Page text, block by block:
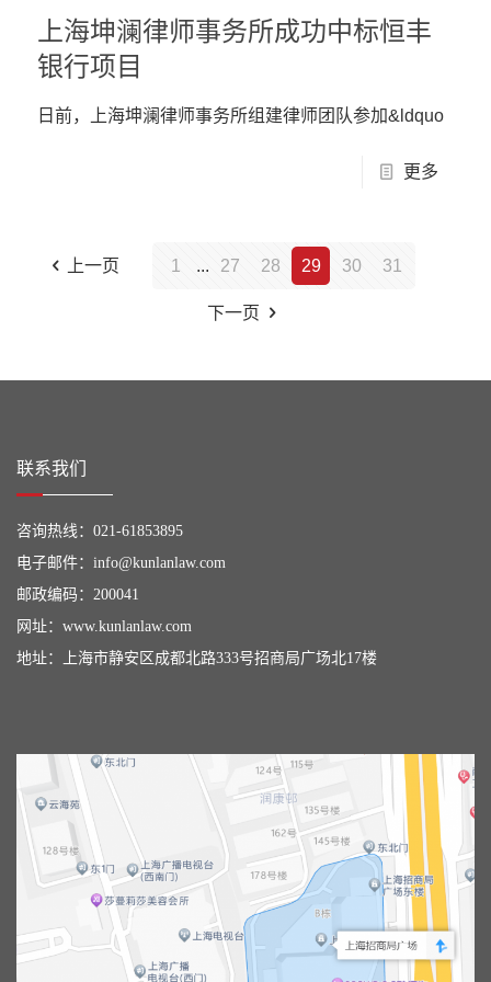
上海坤澜律师事务所成功中标恒丰
银行项目
日前，上海坤澜律师事务所组建律师团队参加&ldquo
更多
上一页 1 ... 27 28 29 30 31
下一页
联系我们
咨询热线： 021-61853895
电子邮件： info@kunlanlaw.com
邮政编码：200041
网址： www.kunlanlaw.com
地址：上海市静安区成都北路333号招商局广场北17楼